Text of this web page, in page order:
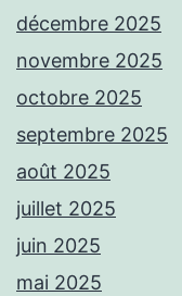
décembre 2025
novembre 2025
octobre 2025
septembre 2025
août 2025
juillet 2025
juin 2025
mai 2025